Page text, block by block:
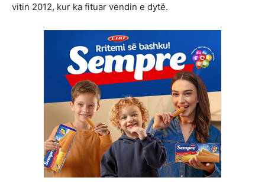
vitin 2012, kur ka fituar vendin e dytë.